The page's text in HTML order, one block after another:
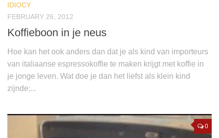
IDIOCY
FEBRUARY 26, 2012
Koffieboon in je neus
Hoe kan het ook anders dan dat je als kind van importeurs
van italiaanse espressokoffie te maken krijgt met koffie in
je jonge leven. Wat doe je dan het liefst als klein kind
zijnde;...
0